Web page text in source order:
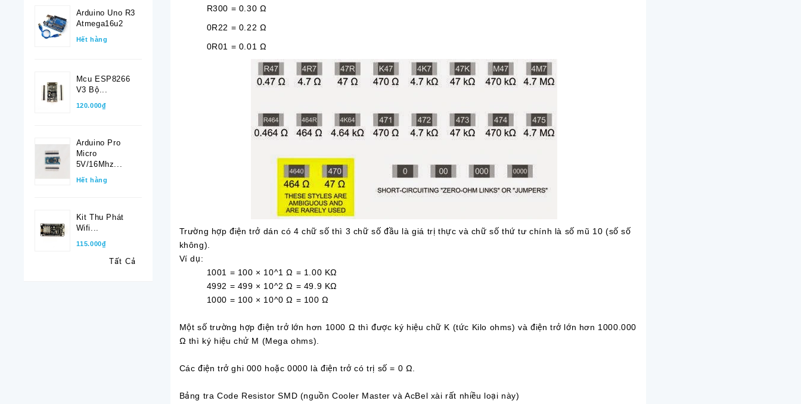
Arduino Uno R3
Atmega16u2
Hết hàng
Mcu ESP8266
V3 Bộ...
120.000₫
Arduino Pro
Micro
5V/16Mhz...
Hết hàng
Kit Thu Phát
Wifi...
115.000₫
Tất Cả
R300 = 0.30 Ω
0R22 = 0.22 Ω
0R01 = 0.01 Ω
Trường hợp điện trở dán có 4 chữ số thì 3 chữ số đầu là giá trị thực và chữ số thứ tư chính là số mũ 10 (số số
không).
Ví dụ:
1001 = 100 × 10^1 Ω = 1.00 KΩ
4992 = 499 × 10^2 Ω = 49.9 KΩ
1000 = 100 × 10^0 Ω = 100 Ω
Một số trường hợp điện trở lớn hơn 1000 Ω thì được ký hiệu chữ K (tức Kilo ohms) và điện trở lớn hơn 1000.000
Ω thì ký hiệu chử M (Mega ohms).
Các điện trở ghi 000 hoặc 0000 là điện trở có trị số = 0 Ω.
Bảng tra Code Resistor SMD (nguồn Cooler Master và AcBel xài rất nhiều loại này)